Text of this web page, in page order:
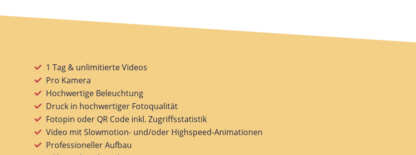
1 Tag & unlimitierte Videos
Pro Kamera
Hochwertige Beleuchtung
Druck in hochwertiger Fotoqualität
Fotopin oder QR Code inkl. Zugriffsstatistik
Video mit Slowmotion- und/oder Highspeed-Animationen
Professioneller Aufbau